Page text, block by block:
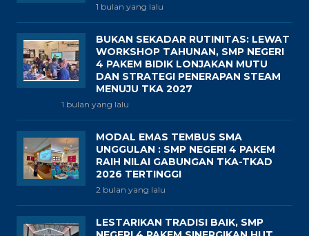
1 bulan yang lalu
BUKAN SEKADAR RUTINITAS: LEWAT
WORKSHOP TAHUNAN, SMP NEGERI
4 PAKEM BIDIK LONJAKAN MUTU
DAN STRATEGI PENERAPAN STEAM
MENUJU TKA 2027
1 bulan yang lalu
MODAL EMAS TEMBUS SMA
UNGGULAN : SMP NEGERI 4 PAKEM
RAIH NILAI GABUNGAN TKA-TKAD
2026 TERTINGGI
2 bulan yang lalu
LESTARIKAN TRADISI BAIK, SMP